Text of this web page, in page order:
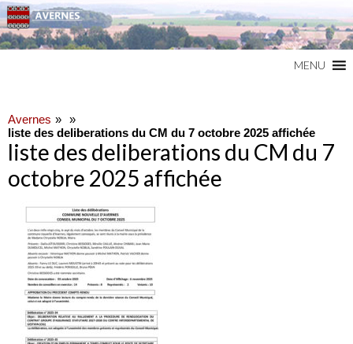
MENU
Avernes
liste des deliberations du CM du 7 octobre 2025 affichée
liste des deliberations du CM du 7
octobre 2025 affichée